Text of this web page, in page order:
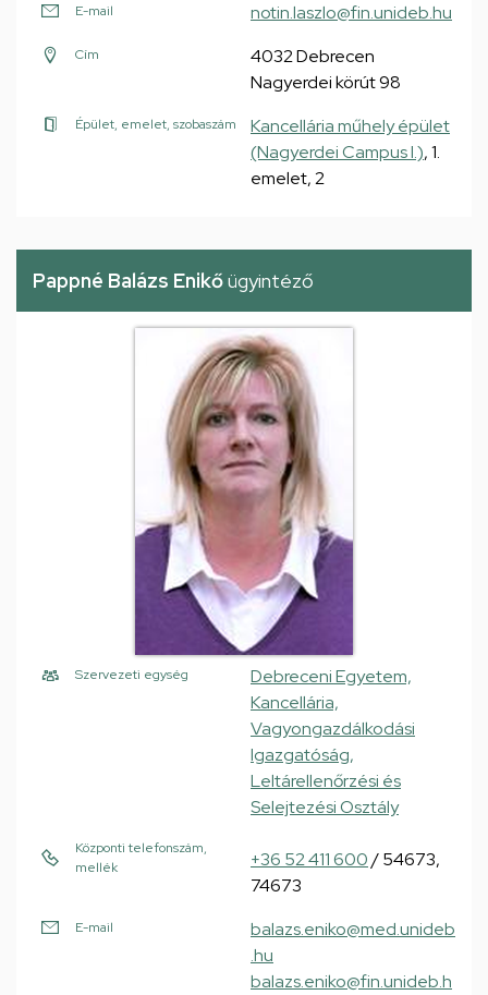
E-mail notin.laszlo@fin.unideb.hu
Cím
4032 Debrecen
Nagyerdei körút 98
Épület, emelet, szobaszám
Kancellária műhely épület
(Nagyerdei Campus I.), 1.
emelet, 2
Pappné Balázs Enikőügyintéző
Szervezeti egység
Debreceni Egyetem,
Kancellária,
Vagyongazdálkodási
Igazgatóság,
Leltárellenőrzési és
Selejtezési Osztály
Központi telefonszám,
mellék
+36 52 411 600/ 54673,
74673
E-mail
balazs.eniko@med.unideb
.hu
balazs.eniko@fin.unideb.h